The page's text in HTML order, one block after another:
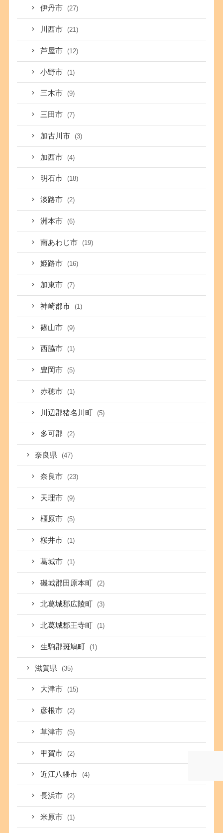
伊丹市 (27)
川西市 (21)
芦屋市 (12)
小野市 (1)
三木市 (9)
三田市 (7)
加古川市 (3)
加西市 (4)
明石市 (18)
淡路市 (2)
洲本市 (6)
南あわじ市 (19)
姫路市 (16)
加東市 (7)
神崎郡市 (1)
篠山市 (9)
西脇市 (1)
豊岡市 (5)
赤穂市 (1)
川辺郡猪名川町 (5)
多可郡 (2)
奈良県 (47)
奈良市 (23)
天理市 (9)
橿原市 (5)
桜井市 (1)
葛城市 (1)
磯城郡田原本町 (2)
北葛城郡広陵町 (3)
北葛城郡王寺町 (1)
生駒郡斑鳩町 (1)
滋賀県 (35)
大津市 (15)
彦根市 (2)
草津市 (5)
甲賀市 (2)
近江八幡市 (4)
長浜市 (2)
米原市 (1)